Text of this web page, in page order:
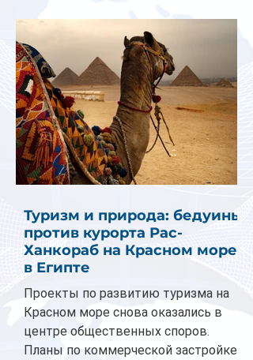
Туризм и природа: бедуины
против курорта Рас-
Ханкораб на Красном море
в Египте
Проекты по развитию туризма на
Красном море снова оказались в
центре общественных споров.
Планы по коммерческой застройке